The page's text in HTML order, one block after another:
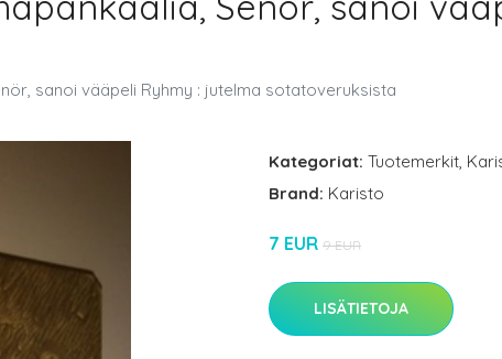
sanoi vääpeli Ryhmy : jutelma sotatoveruksista
Kategoriat: Tuotemerkit,
Brand: Karisto
7 EUR 9 EUR
LISÄTIETOJA